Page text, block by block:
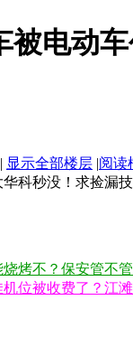
被电动
| 显示全部楼层 |阅读
科秒没！求捡漏
烤不？保安管不
位被收费了？江